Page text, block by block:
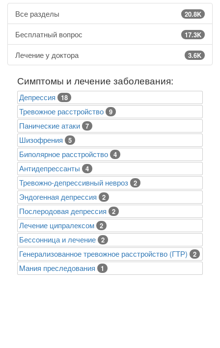
Все разделы 20.8K
Бесплатный вопрос 17.3K
Лечение у доктора 3.6K
Симптомы и лечение заболевания:
Депрессия 18
Тревожное расстройство 9
Панические атаки 7
Шизофрения 5
Биполярное расстройство 4
Антидепрессанты 4
Тревожно-депрессивный невроз 2
Эндогенная депрессия 2
Послеродовая депрессия 2
Лечение ципралексом 2
Бессонница и лечение 2
Генерализованное тревожное расстройство (ГТР) 2
Mания преследования 1